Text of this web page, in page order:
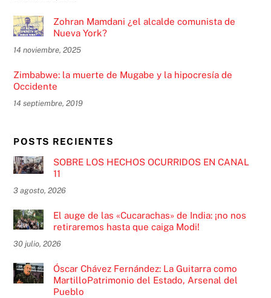
Zohran Mamdani ¿el alcalde comunista de
Nueva York?
14 noviembre, 2025
Zimbabwe: la muerte de Mugabe y la hipocresía de
Occidente
14 septiembre, 2019
POSTS RECIENTES
SOBRE LOS HECHOS OCURRIDOS EN CANAL
11
3 agosto, 2026
El auge de las «Cucarachas» de India: ¡no nos
retiraremos hasta que caiga Modi!
30 julio, 2026
Óscar Chávez Fernández: La Guitarra como
MartilloPatrimonio del Estado, Arsenal del
Pueblo